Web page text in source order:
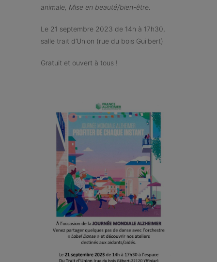
animale, Mise en beauté/bien-être.
Le 21 septembre 2023 de 14h à 17h30,
salle trait d’Union (rue du bois Guilbert)
Gratuit et ouvert à tous !